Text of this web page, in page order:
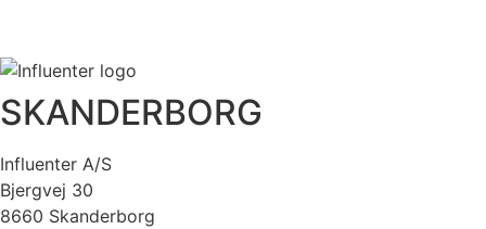
SKANDERBORG
Influenter A/S
Bjergvej 30
8660 Skanderborg